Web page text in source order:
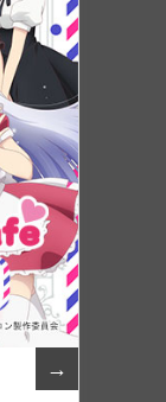
→